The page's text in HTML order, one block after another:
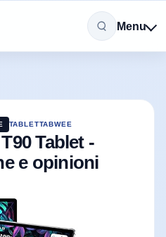
Menu
TABLETTABWEE
Tablet -
e opinioni